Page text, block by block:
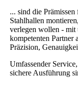
... sind die
Stahlhallen
verlegen wollen - mit
kompetenten Partner
Präzision,
Umfassender
sichere Ausführung